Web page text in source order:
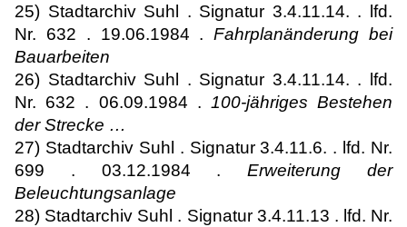
25) Stadtarchiv Suhl . Signatur 3.4.11.14. . lfd.
Nr. 632 . 19.06.1984 . Fahrplanänderung bei
Bauarbeiten
26) Stadtarchiv Suhl . Signatur 3.4.11.14. . lfd.
Nr. 632 . 06.09.1984 . 100-jähriges Bestehen
der Strecke …
27) Stadtarchiv Suhl . Signatur 3.4.11.6. . lfd. Nr.
699 . 03.12.1984 . Erweiterung der
Beleuchtungsanlage
28) Stadtarchiv Suhl . Signatur 3.4.11.13 . lfd. Nr.